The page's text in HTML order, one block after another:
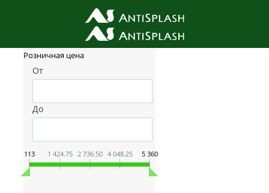
Фильтр товаров
Розничная цена
От
До
113 1 424.75 2 736.50 4 048.25 5 360